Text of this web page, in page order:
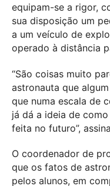
equipam-se a rigor,
sua disposição um
a um veículo de
operado à distância
“São coisas muito
astronauta que
que numa escala de
já dá a ideia de
feita no futuro”,
O coordenador de
que os fatos de
pelos alunos, em